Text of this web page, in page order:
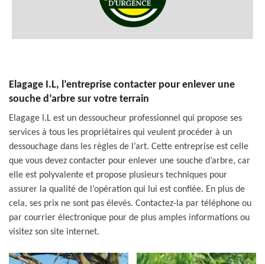
Elagage I.L, l’entreprise contacter pour enlever une
souche d’arbre sur votre terrain
Elagage I.L est un dessoucheur professionnel qui propose ses
services à tous les propriétaires qui veulent procéder à un
dessouchage dans les règles de l’art. Cette entreprise est celle
que vous devez contacter pour enlever une souche d’arbre, car
elle est polyvalente et propose plusieurs techniques pour
assurer la qualité de l’opération qui lui est confiée. En plus de
cela, ses prix ne sont pas élevés. Contactez-la par téléphone ou
par courrier électronique pour de plus amples informations ou
visitez son site internet.